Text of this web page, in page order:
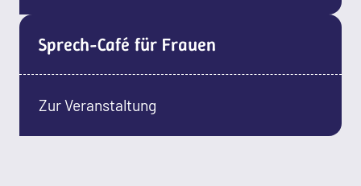
Sprech-Café für Frauen
Zur Veranstaltung